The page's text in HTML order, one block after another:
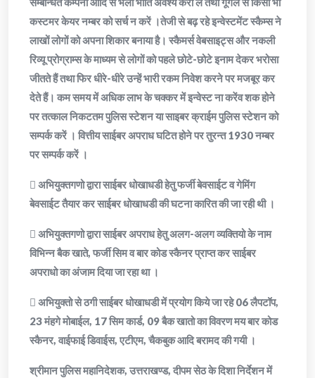
कस्टमर केयर नम्बर को सर्च न करें ।तेजी से बढ़ रहे इन्वेस्टमेंट स्कैम्स ने
लाखों लोगों को अपना शिकार बनाया है। स्कैमर्स वेबसाइट्स और नकली
रिव्यू प्रोग्राम्स के माध्यम से लोगों को पहले छोटे-छोटे इनाम देकर भरोसा
जीतते हैं तथा फिर धीरे-धीरे उन्हें भारी रकम निवेश करने पर मजबूर कर
देते हैं। कम समय में अधिक लाभ के चक्कर में इन्वेस्ट ना करेंव शक होने
पर तत्काल निकटतम पुलिस स्टेशन या साइबर क्राईम पुलिस स्टेशन को
सम्पर्क करें । वित्तीय साईबर अपराध घटित होने पर तुरन्त 1930 नम्बर
पर सम्पर्क करें ।
 अभियुक्तगणो द्वारा साईबर धोखाधडी हेतु फर्जी बेवसाईट व गेमिंग
बेवसाईट तैयार कर साईबर धोखाधडी की घटना कारित की जा रही थी ।
 अभियुक्तगणो द्वारा साईबर अपराध हेतु अलग-अलग व्यक्तियो के नाम
विभिन्न बैक खाते, फर्जी सिम व बार कोड स्कैनर प्राप्त कर साईबर
अपराधो का अंजाम दिया जा रहा था ।
 अभियुक्तो से ठगी साईबर धोखाधडी में प्रयोग किये जा रहे 06 लैपटॉप,
23 मंहगे मोबाईल, 17 सिम कार्ड, 09 बैक खातो का विवरण मय बार कोड
स्कैनर, वाईफाई डिवाईस, एटीएम, चैकबुक आदि बरामद की गयी ।
श्रीमान पुलिस महानिदेशक, उत्तराखण्ड, दीपम सेठ के दिशा निर्देशन में